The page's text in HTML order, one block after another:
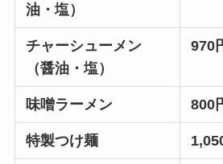
油・塩）
チャーシューメン
（醤油・塩）
970
味噌ラーメン 800
特製つけ麺